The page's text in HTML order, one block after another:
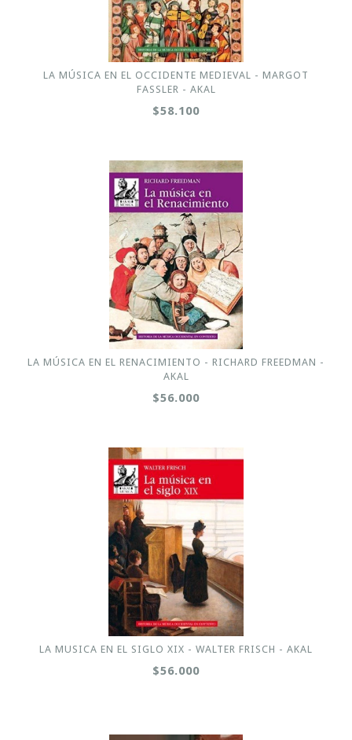
LA MÚSICA EN EL OCCIDENTE MEDIEVAL - MARGOT
FASSLER - AKAL
$58.100
LA MÚSICA EN EL RENACIMIENTO - RICHARD FREEDMAN -
AKAL
$56.000
LA MUSICA EN EL SIGLO XIX - WALTER FRISCH - AKAL
$56.000